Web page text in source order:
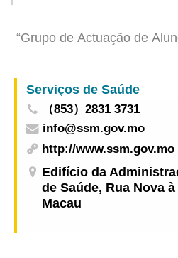
o último dia do
temporária instalada no
durante o Ano Novo
“Grupo de Actuação de
a DSEDJ efectuou
educativas de Portugal
da língua portuguesa
Serviços de Saúde
（853）2831 3731
info@ssm.gov.mo
http://www.ssm.gov.mo
Edifício da
de Saúde, Rua Nova à
Macau